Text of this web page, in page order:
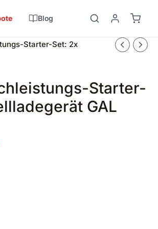
Blog
Starter-Set: 2x
Starter-
GAL